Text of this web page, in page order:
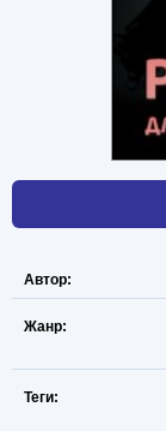
Автор:
Жанр:
Теги: